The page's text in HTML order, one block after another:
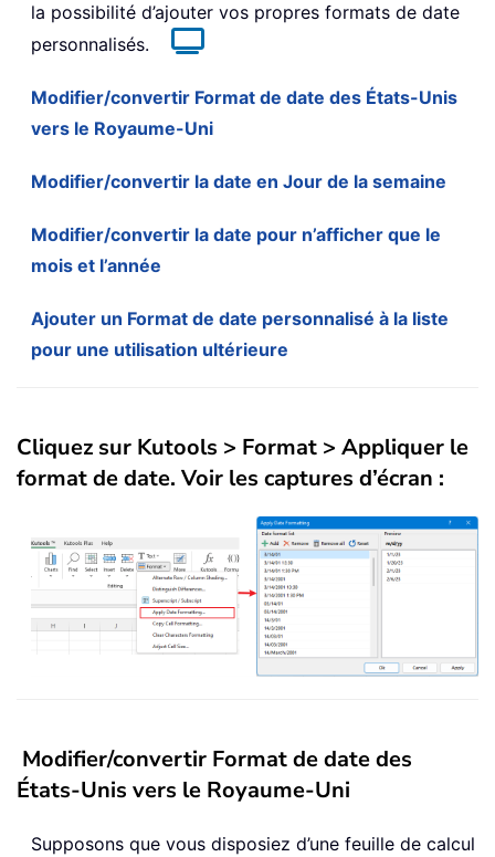
la possibilité d’ajouter vos propres formats de date
personnalisés.
Modifier/convertir Format de date des États-Unis
vers le Royaume-Uni
Modifier/convertir la date en Jour de la semaine
Modifier/convertir la date pour n’afficher que le
mois et l’année
Ajouter un Format de date personnalisé à la liste
pour une utilisation ultérieure
Cliquez sur Kutools > Format > Appliquer le
format de date. Voir les captures d’écran :
Modifier/convertir Format de date des
États-Unis vers le Royaume-Uni
Supposons que vous disposiez d’une feuille de calcul